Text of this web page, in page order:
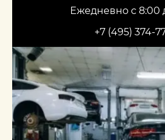
Ежедневно с 8:00
+7 (495) 374-